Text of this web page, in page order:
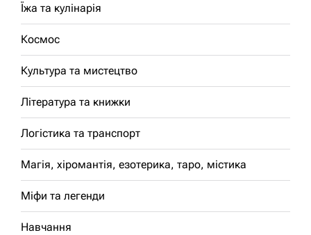
Їжа та кулінарія
Космос
Культура та мистецтво
Література та книжки
Логістика та транспорт
Магія, хіромантія, езотерика, таро, містика
Міфи та легенди
Навчання